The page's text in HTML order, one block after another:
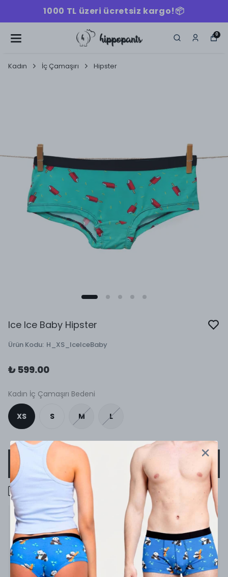
1000 TL üzeri ücretsiz kargo!📦
0
Kadın İç Çamaşırı Hipster
Ice Ice Baby Hipster
Ürün Kodu: H_XS_IceIceBaby
₺ 599.00
Kadın İç Çamaşırı Bedeni
XS S M L
SEPETE EKLE
1000 TL üzeri ücretsiz kargo
Ürün Açıklaması
İçini rahatlat
%92 micro-modal
%8 elastan